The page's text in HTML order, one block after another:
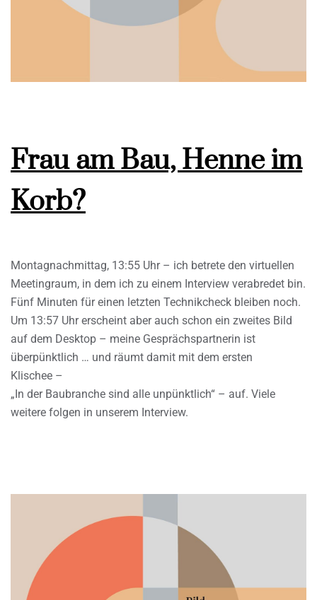
Frau am Bau, Henne im
Korb?
Montagnachmittag, 13:55 Uhr – ich betrete den virtuellen
Meetingraum, in dem ich zu einem Interview verabredet bin.
Fünf Minuten für einen letzten Technikcheck bleiben noch.
Um 13:57 Uhr erscheint aber auch schon ein zweites Bild
auf dem Desktop – meine Gesprächspartnerin ist
überpünktlich … und räumt damit mit dem ersten
Klischee –
„In der Baubranche sind alle unpünktlich“ – auf. Viele
weitere folgen in unserem Interview.